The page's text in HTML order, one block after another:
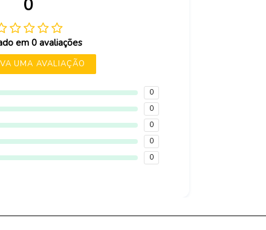
0
em 0 avaliações
UMA AVALIAÇÃO
0
0
0
0
0